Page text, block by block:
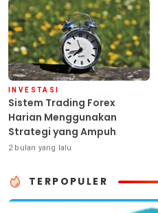
INVESTASI
Sistem Trading Forex
Harian Menggunakan
Strategi yang Ampuh
2 bulan yang lalu
TERPOPULER